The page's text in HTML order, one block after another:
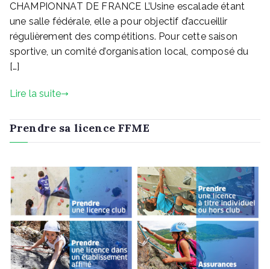
CHAMPIONNAT DE FRANCE L’Usine escalade étant
une salle fédérale, elle a pour objectif d’accueillir
régulièrement des compétitions. Pour cette saison
sportive, un comité d’organisation local, composé du
[…]
Lire la suite
Prendre sa licence FFME